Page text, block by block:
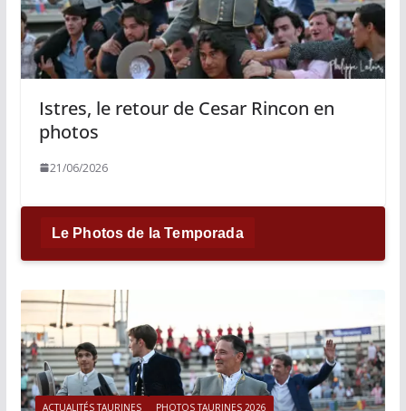
Istres, le retour de Cesar Rincon en
photos
21/06/2026
Le Photos de la Temporada
ACTUALITÉS TAURINES PHOTOS TAURINES 2026